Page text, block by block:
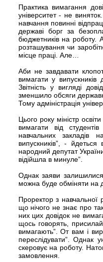
Практика вимагання
університет - не
навчання повинні
державі борг за
бюджетників на роботу.
розташування чи
місце праці. Але…
Аби не завдавати
вимагати у
Звітність у вигляді
зменшило обсяги
Тому адміністрація
Цього року міністр
вимагати від
навчальних закладів
випускників”, -
народний депутат
відійшла в минуле”.
Однак заяви
можна буде обміняти на
Проректор з навчальної
що нічого не знає про
них цих довідок не
щось говорять,
вимагають”. От вам і
переслідувати”. Однак
скеровує на роботу.
замовлення.